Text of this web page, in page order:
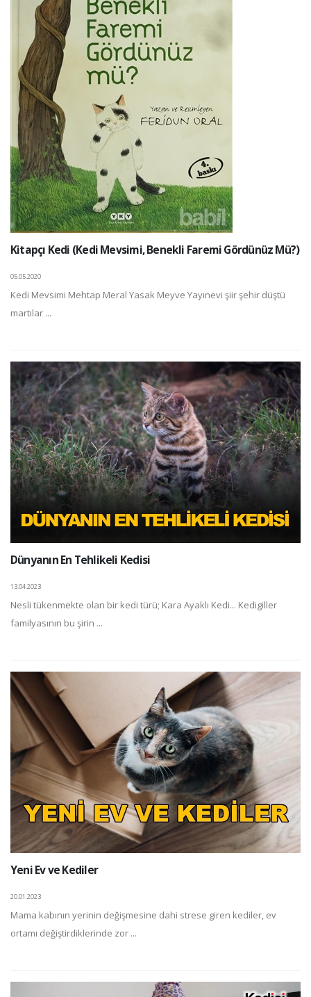
Kitapçı Kedi (Kedi Mevsimi, Benekli Faremi Gördünüz Mü?)
05.05.2020
Kedi Mevsimi Mehtap Meral Yasak Meyve Yayınevi şiir şehir düştü
martılar ...
Dünyanın En Tehlikeli Kedisi
13.04.2023
Nesli tükenmekte olan bir kedi türü; Kara Ayaklı Kedi... Kedigiller
familyasının bu şirin ...
Yeni Ev ve Kediler
20.01.2023
Mama kabının yerinin değişmesine dahi strese giren kediler, ev
ortamı değiştirdiklerinde zor ...